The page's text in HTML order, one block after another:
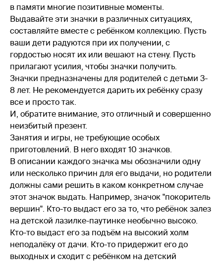
в памяти многие позитивные моменты.
Выдавайте эти значки в различных ситуациях,
составляйте вместе с ребёнком коллекцию. Пусть
ваши дети радуются при их получении, с
гордостью носят их или вешают на стену. Пусть
прилагают усилия, чтобы значки получить.
Значки предназначены для родителей с детьми 3-
8 лет. Не рекомендуется дарить их ребёнку сразу
все и просто так.
И, обратите внимание, это отличный и совершенно
неизбитый презент.
Занятия и игры, не требующие особых
приготовлений. В него входят 10 значков.
В описании каждого значка мы обозначили одну
или несколько причин для его выдачи, но родите­ли
должны сами решить в каком конкретном случае
этот значок выдать. Например, значок "покори­тель
вершин". Кто-то выдаст его за то, что ребёнок залез
на детской лазилке-паутинке необычно высо­ко.
Кто-то выдаст его за подъём на высокий холм
неподалёку от дачи. Кто-то придержит его до
выход­ных и сходит с ребёнком на дет­ский